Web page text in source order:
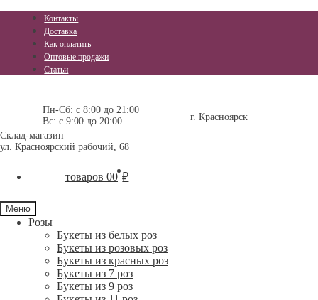
Контакты
Доставка
Как оплатить
Оптовые продажи
Статьи
+7-905-976-84-17
навигации
содержимому
Пн-Сб: с 8:00 до 21:00
Вс: с 9:00 до 20:00
г. Красноярск
Склад-магазин
ул. Красноярский рабочий, 68
0 ₽
0 товаров
Меню
Розы
Букеты из белых роз
Букеты из розовых роз
Букеты из красных роз
Букеты из 7 роз
Букеты из 9 роз